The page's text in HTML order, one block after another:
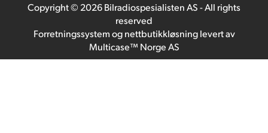
Copyright © 2026 Bilradiospesialisten AS - All rights
reserved
Forretningssystemognettbutikkløsninglevert av
Multicase™ Norge AS